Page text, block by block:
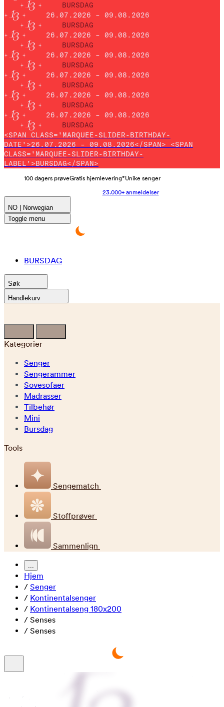
BURSDAG
26.07.2026 – 09.08.2026
BURSDAG
26.07.2026 – 09.08.2026
BURSDAG
26.07.2026 – 09.08.2026
BURSDAG
26.07.2026 – 09.08.2026
BURSDAG
26.07.2026 – 09.08.2026
BURSDAG
26.07.2026 – 09.08.2026
BURSDAG
<SPAN CLASS='MARQUEE-SLIDER-BIRTHDAY-
DATE'>26.07.2026 – 09.08.2026</SPAN> <SPAN
CLASS='MARQUEE-SLIDER-BIRTHDAY-
LABEL'>BURSDAG</SPAN>
100 dagers prøveGratis hjemlevering*Unike senger
23.000+ anmeldelser
NO | Norwegian
Toggle menu
BURSDAG
Søk
Handlekurv
Kategorier
Senger
Sengerammer
Sovesofaer
Madrasser
Tilbehør
Mini
Bursdag
Tools
Sengematch
Stoffprøver
Sammenlign
...
Hjem
/ Senger
/ Kontinentalsenger
/ Kontinentalseng 180x200
/ Senses
/ Senses